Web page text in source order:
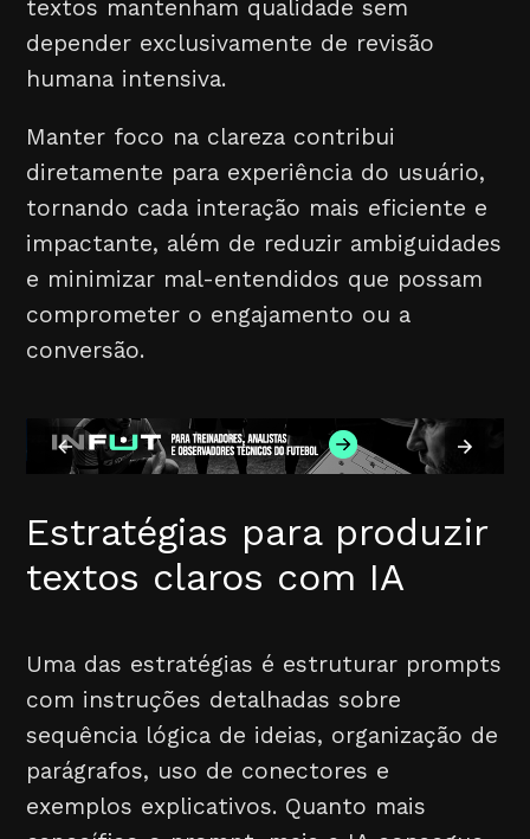
textos mantenham qualidade sem
depender exclusivamente de revisão
humana intensiva.
Manter foco na clareza contribui
diretamente para experiência do usuário,
tornando cada interação mais eficiente e
impactante, além de reduzir ambiguidades
e minimizar mal-entendidos que possam
comprometer o engajamento ou a
conversão.
Estratégias para produzir
textos claros com IA
Uma das estratégias é estruturar prompts
com instruções detalhadas sobre
sequência lógica de ideias, organização de
parágrafos, uso de conectores e
exemplos explicativos. Quanto mais